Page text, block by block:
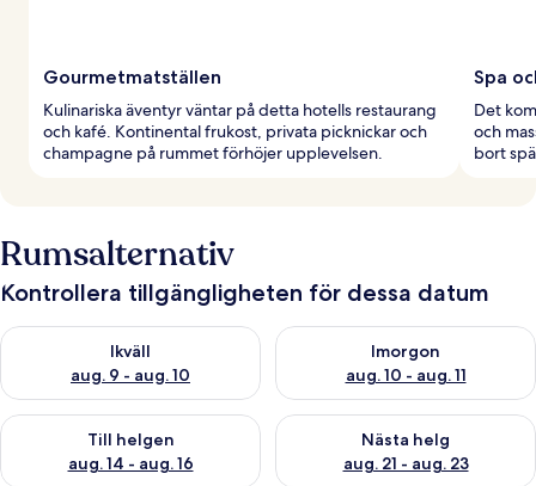
Gourmetmatställen
Kulinariska äventyr väntar på detta hotells restaurang
och kafé. Kontinental frukost, privata picknickar och
champagne på rummet förhöjer upplevelsen.
Spa
Det
och
bort
Rumsalternativ
Kontrollera tillgängligheten för dessa datum
Ikväll
aug. 9 - aug. 10
Kontrollera tillgängligheten för ikväll aug. 9 - aug. 10
Imorgon
aug. 10 - aug. 11
Kontrollera tillgängligheten
Till helgen
aug. 14 - aug. 16
Kontrollera tillgängligheten för den här helgen aug. 14 - aug.
Nästa helg
aug. 21 - aug. 23
Kontrollera tillgängligheten